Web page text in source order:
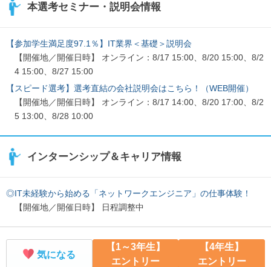
本選考セミナー・説明会情報
【参加学生満足度97.1％】IT業界＜基礎＞説明会
【開催地／開催日時】 オンライン：8/17 15:00、8/20 15:00、8/2
4 15:00、8/27 15:00
【スピード選考】選考直結の会社説明会はこちら！（WEB開催）
【開催地／開催日時】 オンライン：8/17 14:00、8/20 17:00、8/2
5 13:00、8/28 10:00
インターンシップ＆キャリア情報
◎IT未経験から始める「ネットワークエンジニア」の仕事体験！
【開催地／開催日時】 日程調整中
気になる
【1～3年生】
エントリー
【4年生】
エントリー